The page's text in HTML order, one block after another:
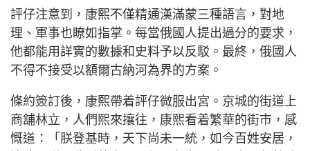
評仔注意到，康熙不僅精通漢滿蒙三種語言，對地
理、軍事也瞭如指掌。每當俄國人提出過分的要求，
他都能用詳實的數據和史料予以反駁。最終，俄國人
不得不接受以額爾古納河為界的方案。
條約簽訂後，康熙帶着評仔微服出宮。京城的街道上
商舖林立，人們熙來攘往，康熙看着繁華的街市，感
慨道：「朕登基時，天下尚未一統，如今百姓安居，